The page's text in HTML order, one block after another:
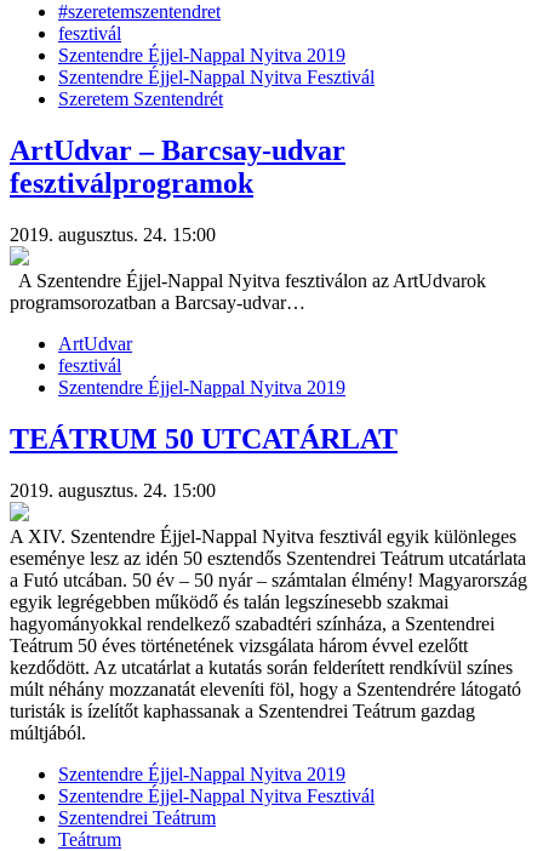
#szeretemszentendret
fesztivál
Szentendre Éjjel-Nappal Nyitva 2019
Szentendre Éjjel-Nappal Nyitva Fesztivál
Szeretem Szentendrét
ArtUdvar – Barcsay-udvar
fesztiválprogramok
2019. augusztus. 24. 15:00
A Szentendre Éjjel-Nappal Nyitva fesztiválon az ArtUdvarok
programsorozatban a Barcsay-udvar…
ArtUdvar
fesztivál
Szentendre Éjjel-Nappal Nyitva 2019
TEÁTRUM 50 UTCATÁRLAT
2019. augusztus. 24. 15:00
A XIV. Szentendre Éjjel-Nappal Nyitva fesztivál egyik különleges
eseménye lesz az idén 50 esztendős Szentendrei Teátrum utcatárlata
a Futó utcában. 50 év – 50 nyár – számtalan élmény! Magyarország
egyik legrégebben működő és talán legszínesebb szakmai
hagyományokkal rendelkező szabadtéri színháza, a Szentendrei
Teátrum 50 éves történetének vizsgálata három évvel ezelőtt
kezdődött. Az utcatárlat a kutatás során felderített rendkívül színes
múlt néhány mozzanatát eleveníti föl, hogy a Szentendrére látogató
turisták is ízelítőt kaphassanak a Szentendrei Teátrum gazdag
múltjából.
Szentendre Éjjel-Nappal Nyitva 2019
Szentendre Éjjel-Nappal Nyitva Fesztivál
Szentendrei Teátrum
Teátrum